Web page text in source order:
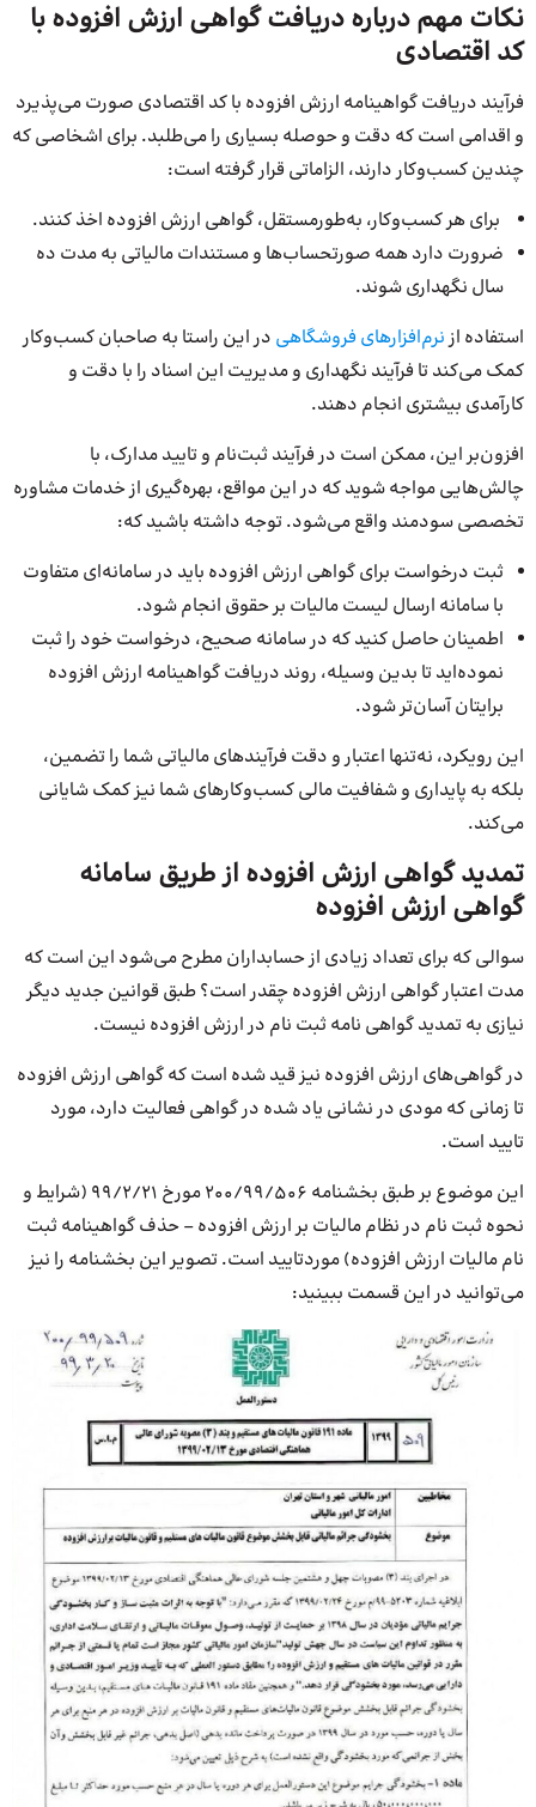
نکات مهم درباره دریافت گواهی ارزش افزوده با
کد اقتصادی
فرآیند دریافت گواهینامه ارزش افزوده با کد اقتصادی صورت می‌پذیرد
و اقدامی است که دقت و حوصله بسیاری را می‌طلبد. برای اشخاصی که
چندین کسب‌وکار دارند، الزاماتی قرار گرفته است:
برای هر کسب‌وکار، به‌طورمستقل، گواهی ارزش افزوده اخذ کنند.
ضرورت دارد همه صورتحساب‌ها و مستندات مالیاتی به مدت ده
سال نگهداری شوند.
استفاده ازنرم‌افزارهای فروشگاهی در این راستا به صاحبان کسب‌وکار
کمک می‌کند تا فرآیند نگهداری و مدیریت این اسناد را با دقت و
کارآمدی بیشتری انجام دهند.
افزون‌بر این، ممکن است در فرآیند ثبت‌نام و تایید مدارک، با
چالش‌هایی مواجه شوید که در این مواقع، بهره‌گیری از خدمات مشاوره
تخصصی سودمند واقع می‌شود. توجه داشته باشید که:
ثبت درخواست برای گواهی ارزش افزوده باید در سامانه‌ای متفاوت
با سامانه ارسال لیست مالیات بر حقوق انجام شود.
اطمینان حاصل کنید که در سامانه صحیح، درخواست خود را ثبت
نموده‌اید تا بدین وسیله، روند دریافت گواهینامه ارزش افزوده
برایتان آسان‌تر شود.
این رویکرد، نه‌تنها اعتبار و دقت فرآیندهای مالیاتی شما را تضمین،
بلکه به پایداری و شفافیت مالی کسب‌وکارهای شما نیز کمک شایانی
می‌کند.
تمدید گواهی ارزش افزوده از طریق سامانه
گواهی ارزش افزوده
سوالی که برای تعداد زیادی از حسابداران مطرح می‌شود این است که
مدت اعتبار گواهی ارزش افزوده چقدر است؟ طبق قوانین جدید دیگر
نیازی به تمدید گواهی نامه ثبت نام در ارزش افزوده نیست.
در گواهی‌های ارزش افزوده نیز قید شده است که گواهی ارزش افزوده
تا زمانی که مودی در نشانی یاد شده در گواهی فعالیت دارد، مورد
تایید است.
این موضوع بر طبق بخشنامه ۲۰۰/۹۹/۵۰۶ مورخ ۹۹/۲/۲۱ (شرایط و
نحوه ثبت نام در نظام مالیات بر ارزش افزوده – حذف گواهینامه ثبت
نام مالیات ارزش افزوده) مورد‌تایید است. تصویر این بخشنامه را نیز
می‌توانید در این قسمت ببینید: